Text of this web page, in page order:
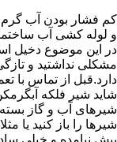
کم فشار بودن آب
و لوله کشی آب
در این موضوع دخیل
مشکلی نداشتید و
دارد.قبل از تماس با
شاید شیر فلکه
شیرهای آب و گاز
شیرها را باز کنید یا